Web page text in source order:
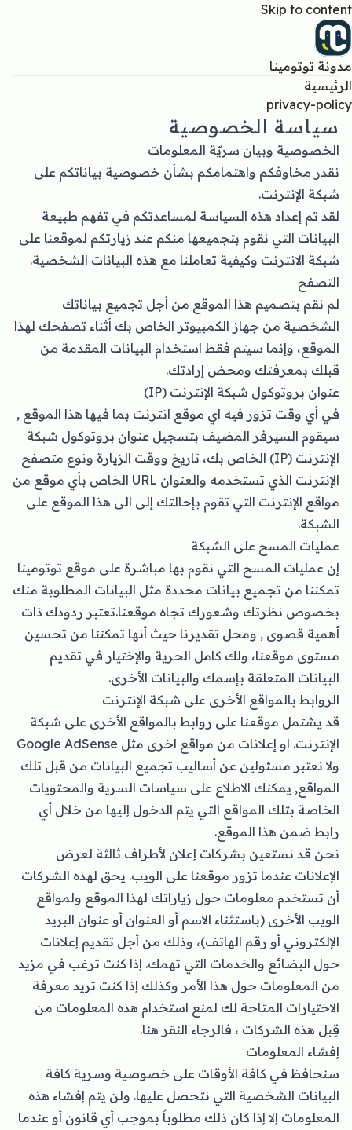
Skip to content
مدونة توتومينا
الرئيسية
privacy-policy
سياسة الخصوصية
الخصوصية وبيان سريّة المعلومات
نقدر مخاوفكم واهتمامكم بشأن خصوصية بياناتكم على
شبكة الإنترنت.
لقد تم إعداد هذه السياسة لمساعدتكم في تفهم طبيعة
البيانات التي نقوم بتجميعها منكم عند زيارتكم لموقعنا على
شبكة الانترنت وكيفية تعاملنا مع هذه البيانات الشخصية.
التصفح
لم نقم بتصميم هذا الموقع من أجل تجميع بياناتك
الشخصية من جهاز الكمبيوتر الخاص بك أثناء تصفحك لهذا
الموقع، وإنما سيتم فقط استخدام البيانات المقدمة من
قبلك بمعرفتك ومحض إرادتك.
عنوان بروتوكول شبكة الإنترنت (IP)
في أي وقت تزور فيه اي موقع انترنت بما فيها هذا الموقع ,
سيقوم السيرفر المضيف بتسجيل عنوان بروتوكول شبكة
الإنترنت (IP) الخاص بك، تاريخ ووقت الزيارة ونوع متصفح
الإنترنت الذي تستخدمه والعنوان URL الخاص بأي موقع من
مواقع الإنترنت التي تقوم بإحالتك إلى الى هذا الموقع على
الشبكة.
عمليات المسح على الشبكة
إن عمليات المسح التي نقوم بها مباشرة على موقع توتومينا
تمكننا من تجميع بيانات محددة مثل البيانات المطلوبة منك
بخصوص نظرتك وشعورك تجاه موقعنا.تعتبر ردودك ذات
أهمية قصوى , ومحل تقديرنا حيث أنها تمكننا من تحسين
مستوى موقعنا، ولك كامل الحرية والإختيار في تقديم
البيانات المتعلقة بإسمك والبيانات الأخرى.
الروابط بالمواقع الأخرى على شبكة الإنترنت
قد يشتمل موقعنا على روابط بالمواقع الأخرى على شبكة
الإنترنت. او إعلانات من مواقع اخرى مثل Google AdSense
ولا نعتبر مسئولين عن أساليب تجميع البيانات من قبل تلك
المواقع, يمكنك الاطلاع على سياسات السرية والمحتويات
الخاصة بتلك المواقع التي يتم الدخول إليها من خلال أي
رابط ضمن هذا الموقع.
نحن قد نستعين بشركات إعلان لأطراف ثالثة لعرض
الإعلانات عندما تزور موقعنا على الويب. يحق لهذه الشركات
أن تستخدم معلومات حول زياراتك لهذا الموقع ولمواقع
الويب الأخرى (باستثناء الاسم أو العنوان أو عنوان البريد
الإلكتروني أو رقم الهاتف)، وذلك من أجل تقديم إعلانات
حول البضائع والخدمات التي تهمك. إذا كنت ترغب في مزيد
من المعلومات حول هذا الأمر وكذلك إذا كنت تريد معرفة
الاختيارات المتاحة لك لمنع استخدام هذه المعلومات من
قِبل هذه الشركات ، فالرجاء النقر هنا.
إفشاء المعلومات
سنحافظ في كافة الأوقات على خصوصية وسرية كافة
البيانات الشخصية التي نتحصل عليها. ولن يتم إفشاء هذه
المعلومات إلا إذا كان ذلك مطلوباً بموجب أي قانون أو عندما